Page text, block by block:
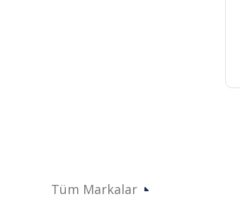
Tüm Markalar